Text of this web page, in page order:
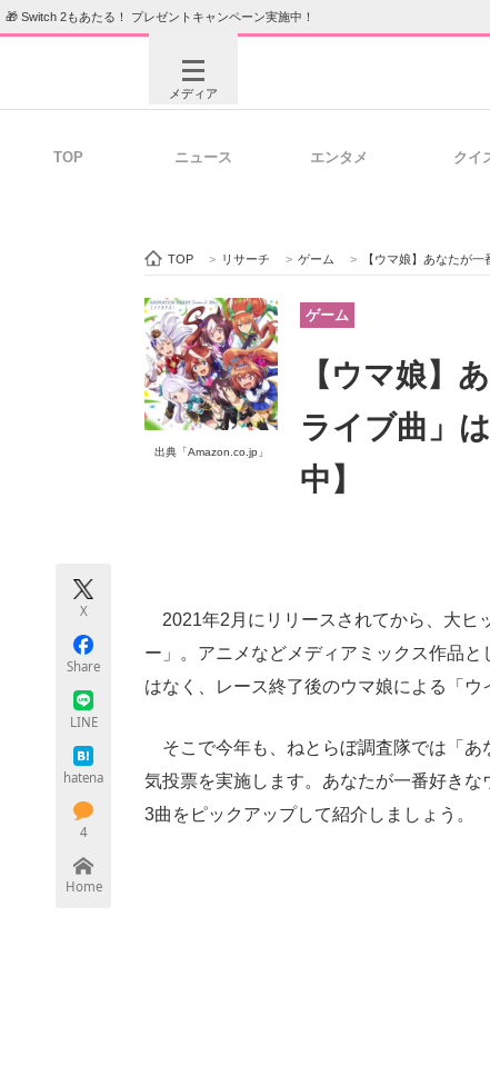
🎁 Switch 2もあたる！ プレゼントキャンペーン実施中！
メディア
ビジネスと働き方のヒント
ITエンジニア向け専門サイト
ちょっと気になるネットの話題
TOP ニュース エンタメ クイ
TOP > リサーチ > ゲーム > 【ウマ娘】あなたが
出典「Amazon.co.jp」
ゲーム
【ウマ娘】
ライブ曲」
中】
X
Share
LINE
hatena
4
Home
2021年2月にリリースされてから、大ヒ
ー」。アニメなどメディアミックス作品
はなく、レース終了後のウマ娘による「ウ
そこで今年も、ねとらぼ調査隊では「あ
気投票を実施します。あなたが一番好き
3曲をピックアップして紹介しましょう。